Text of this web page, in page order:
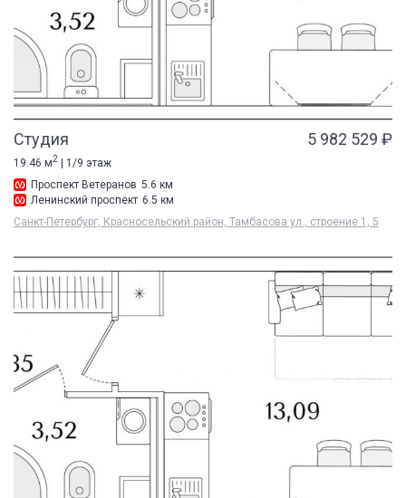
Студия 5 982 529 ₽
19.46 м2 | 1/9 этаж
Проспект Ветеранов 5.6 км
Ленинский проспект 6.5 км
Санкт-Петербург, Красносельский район, Тамбасова ул., строение 1, 5